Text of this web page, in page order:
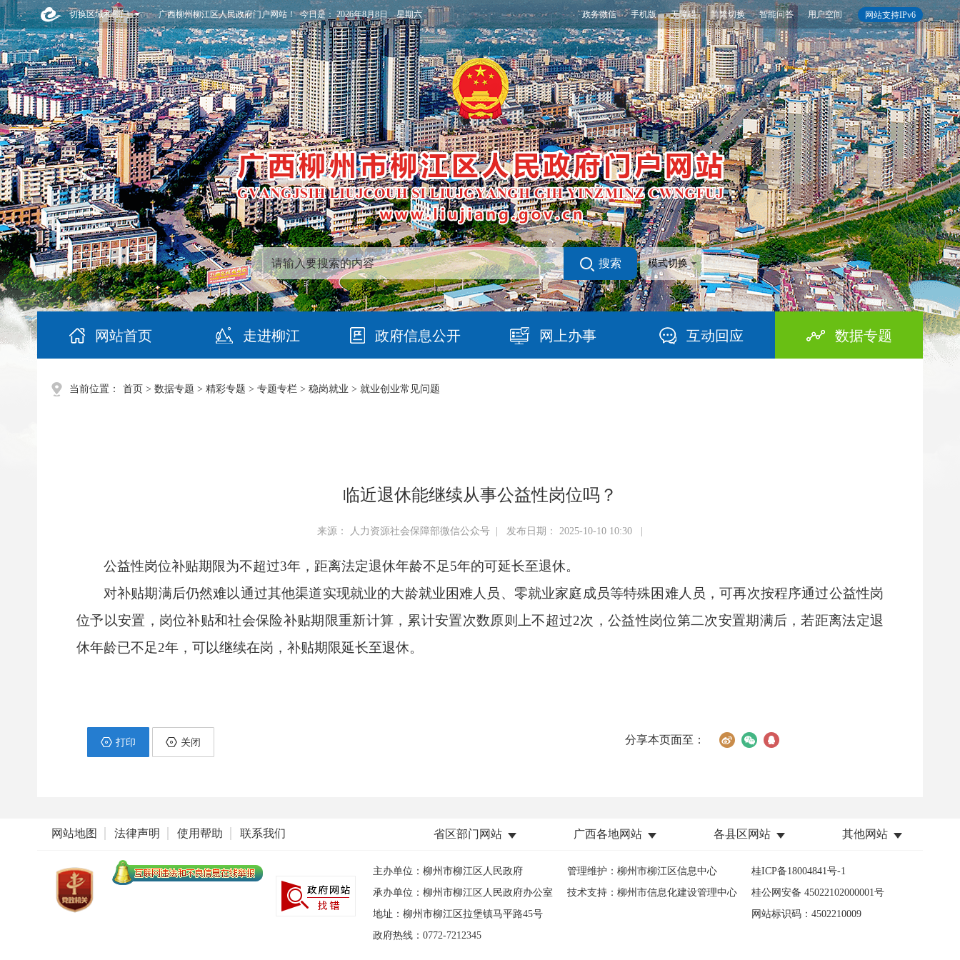
切换区域和部门 网站支持IPv6
政务微信 手机版 无障碍 简繁切换 智能问答 用户空间
广西柳州柳江区人民政府门户网站！ 今日是：2026年8月8日 星期六
搜索 模式切换
网站首页 走进柳江 政府信息公开 网上办事 互动回应 数据专题
当前位置： 首页 > 数据专题 > 精彩专题 > 专题专栏 > 稳岗就业 > 就业创业常见问题
临近退休能继续从事公益性岗位吗？
来源： 人力资源社会保障部微信公众号 | 发布日期： 2025-10-10 10:30 |
公益性岗位补贴期限为不超过3年，距离法定退休年龄不足5年的可延长至退休。
对补贴期满后仍然难以通过其他渠道实现就业的大龄就业困难人员、零就业家庭成员等特殊困难人员，可再次按程序通过公益性岗
位予以安置，岗位补贴和社会保险补贴期限重新计算，累计安置次数原则上不超过2次，公益性岗位第二次安置期满后，若距离法定退
休年龄已不足2年，可以继续在岗，补贴期限延长至退休。
打印 关闭 分享本页面至：
网站地图 法律声明 使用帮助 联系我们 省区部门网站 广西各地网站 各县区网站 其他网站
主办单位：柳州市柳江区人民政府
承办单位：柳州市柳江区人民政府办公室
地址：柳州市柳江区拉堡镇马平路45号
政府热线：0772-7212345
管理维护：柳州市柳江区信息中心
技术支持：柳州市信息化建设管理中心
桂ICP备18004841号-1
桂公网安备 45022102000001号
网站标识码：4502210009